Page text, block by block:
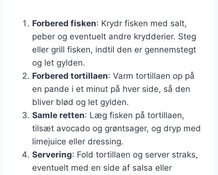
Forbered fisken: Krydr fisken med salt,
peber og eventuelt andre krydderier. Steg
eller grill fisken, indtil den er gennemstegt
og let gylden.
Forbered tortillaen: Varm tortillaen op på
en pande i et minut på hver side, så den
bliver blød og let gylden.
Samle retten: Læg fisken på tortillaen,
tilsæt avocado og grøntsager, og dryp med
limejuice eller dressing.
Servering: Fold tortillaen og server straks,
eventuelt med en side af salsa eller